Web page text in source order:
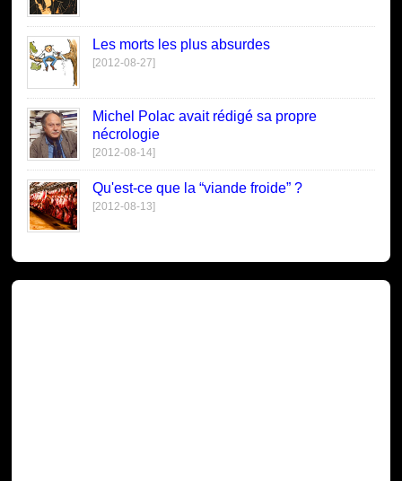
Les morts les plus absurdes
[2012-08-27]
Michel Polac avait rédigé sa propre
nécrologie
[2012-08-14]
Qu'est-ce que la “viande froide” ?
[2012-08-13]